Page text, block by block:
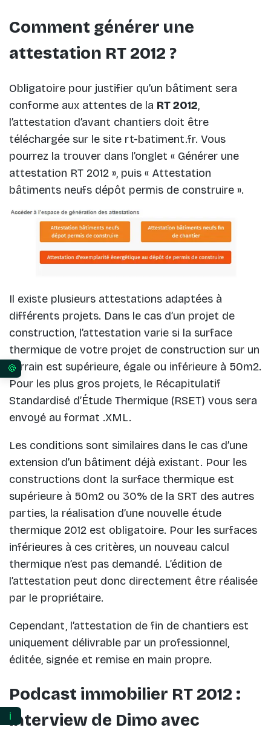
Comment générer une
attestation RT 2012 ?
Obligatoire pour justifier qu’un bâtiment sera
conforme aux attentes de la RT 2012,
l’attestation d’avant chantiers doit être
téléchargée sur le site rt-batiment.fr. Vous
pourrez la trouver dans l’onglet « Générer une
attestation RT 2012 », puis « Attestation
bâtiments neufs dépôt permis de construire ».
Il existe plusieurs attestations adaptées à
différents projets. Dans le cas d’un projet de
construction, l’attestation varie si la surface
thermique de votre projet de construction sur un
terrain est supérieure, égale ou inférieure à 50m2.
Pour les plus gros projets, le Récapitulatif
Standardisé d’Étude Thermique (RSET) vous sera
envoyé au format .XML.
Les conditions sont similaires dans le cas d’une
extension d’un bâtiment déjà existant. Pour les
constructions dont la surface thermique est
supérieure à 50m2 ou 30% de la SRT des autres
parties, la réalisation d’une nouvelle étude
thermique 2012 est obligatoire. Pour les surfaces
inférieures à ces critères, un nouveau calcul
thermique n’est pas demandé. L’édition de
l’attestation peut donc directement être réalisée
par le propriétaire.
Cependant, l’attestation de fin de chantiers est
uniquement délivrable par un professionnel,
éditée, signée et remise en main propre.
Podcast immobilier RT 2012 :
interview de Dimo avec
Vos préférences en matière de consentement
ℹ️